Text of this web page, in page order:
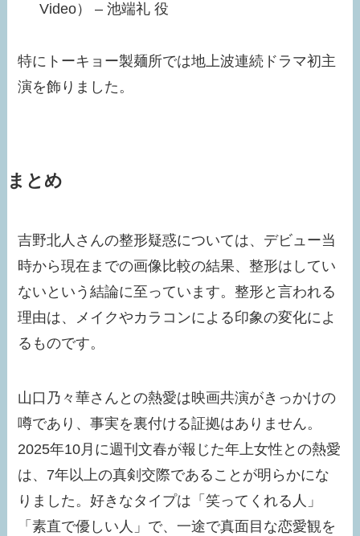
Video） – 池端礼 役​
特にトーキョー製麺所では地上波連続ドラマ初主
演を飾りました。
まとめ
吉野北人さんの整形疑惑については、デビュー当
時から現在までの画像比較の結果、整形はしてい
ないという結論に至っています。整形と言われる
理由は、メイクやカラコンによる印象の変化によ
るものです。
山口乃々華さんとの熱愛は映画共演がきっかけの
噂であり、事実を裏付ける証拠はありません。
2025年10月に週刊文春が報じた年上女性との熱愛
は、7年以上の真剣交際であることが明らかにな
りました。好きなタイプは「笑ってくれる人」
「素直で優しい人」で、一途で真面目な恋愛観を